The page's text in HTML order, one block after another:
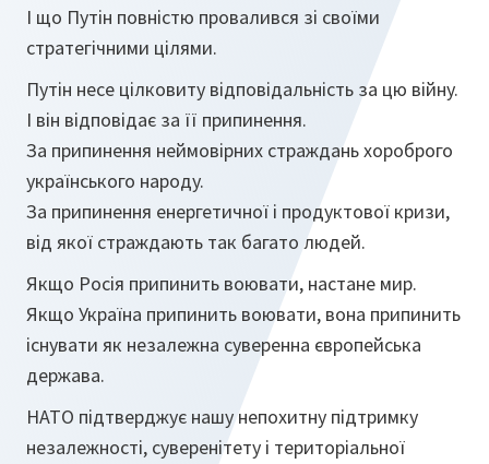
І що Путін повністю провалився зі своїми
стратегічними цілями.
Путін несе цілковиту відповідальність за цю війну.
І він відповідає за її припинення.
За припинення неймовірних страждань хороброго
українського народу.
За припинення енергетичної і продуктової кризи,
від якої страждають так багато людей.
Якщо Росія припинить воювати, настане мир.
Якщо Україна припинить воювати, вона припинить
існувати як незалежна суверенна європейська
держава.
НАТО підтверджує нашу непохитну підтримку
незалежності, суверенітету і територіальної